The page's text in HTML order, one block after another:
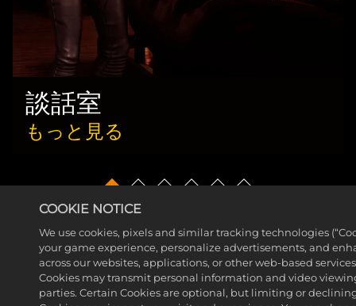
談話室
もっと見る
COOKIE NOTICE
We use cookies, pixels and similar tracking technologies
your game experience, personalize advertisements, and
across our websites, applications, or other web-based services
Cookies may transmit personal information and video
parties. Certain Cookies are optional, but limiting or